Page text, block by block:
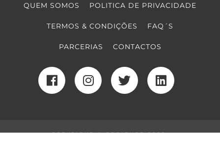
QUEM SOMOS POLITICA DE PRIVACIDADE
TERMOS & CONDIÇÕES FAQ´S
PARCERIAS CONTACTOS
COPYRIGHT © COOLTURE 2022